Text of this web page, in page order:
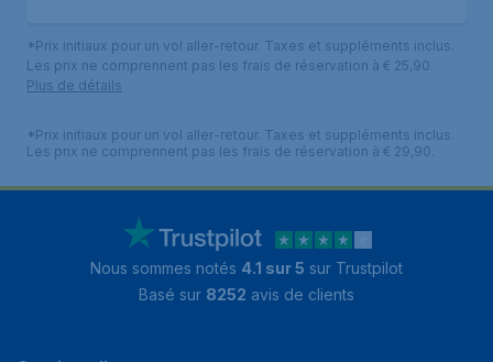
*Prix initiaux pour un vol aller-retour. Taxes et suppléments inclus.
Les prix ne comprennent pas les frais de réservation à € 25,90.
Plus de détails
*Prix initiaux pour un vol aller-retour. Taxes et suppléments inclus.
Les prix ne comprennent pas les frais de réservation à € 29,90.
Nous sommes notés 4.1 sur 5 sur Trustpilot
Basé sur 8252 avis de clients